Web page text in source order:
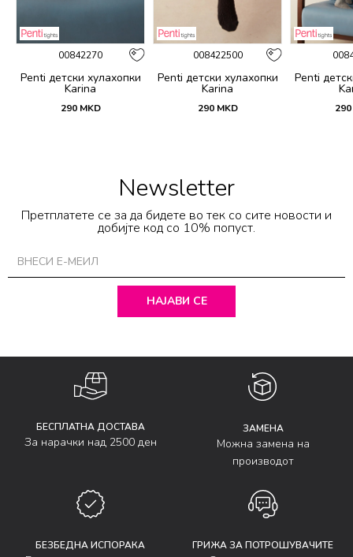
00842270
Penti детски хулахопки
Karina
290 MKD
008422500
Penti детски хулахопки
Karina
290 MKD
Penti
290
Newsletter
Претплатете се за да бидете во тек со сите новости и
добијте код со 10% попуст.
НАЈАВИ СЕ
БЕСПЛАТНА ДОСТАВА
За нарачки над 2500 ден
ЗАМЕНА
Можна замена на
производот
БЕЗБЕДНА ИСПОРАКА ГРИЖА ЗА ПОТРОШУВАЧИТЕ